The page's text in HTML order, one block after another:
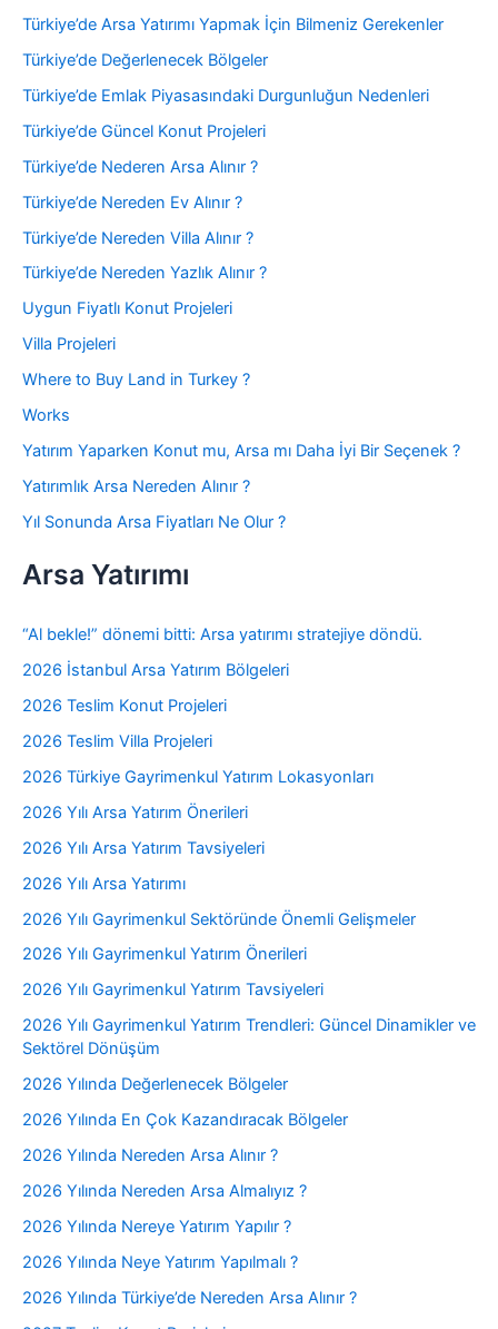
Türkiye’de Arsa Yatırımı Yapmak İçin Bilmeniz Gerekenler
Türkiye’de Değerlenecek Bölgeler
Türkiye’de Emlak Piyasasındaki Durgunluğun Nedenleri
Türkiye’de Güncel Konut Projeleri
Türkiye’de Nederen Arsa Alınır ?
Türkiye’de Nereden Ev Alınır ?
Türkiye’de Nereden Villa Alınır ?
Türkiye’de Nereden Yazlık Alınır ?
Uygun Fiyatlı Konut Projeleri
Villa Projeleri
Where to Buy Land in Turkey ?
Works
Yatırım Yaparken Konut mu, Arsa mı Daha İyi Bir Seçenek ?
Yatırımlık Arsa Nereden Alınır ?
Yıl Sonunda Arsa Fiyatları Ne Olur ?
Arsa Yatırımı
“Al bekle!” dönemi bitti: Arsa yatırımı stratejiye döndü.
2026 İstanbul Arsa Yatırım Bölgeleri
2026 Teslim Konut Projeleri
2026 Teslim Villa Projeleri
2026 Türkiye Gayrimenkul Yatırım Lokasyonları
2026 Yılı Arsa Yatırım Önerileri
2026 Yılı Arsa Yatırım Tavsiyeleri
2026 Yılı Arsa Yatırımı
2026 Yılı Gayrimenkul Sektöründe Önemli Gelişmeler
2026 Yılı Gayrimenkul Yatırım Önerileri
2026 Yılı Gayrimenkul Yatırım Tavsiyeleri
2026 Yılı Gayrimenkul Yatırım Trendleri: Güncel Dinamikler ve
Sektörel Dönüşüm
2026 Yılında Değerlenecek Bölgeler
2026 Yılında En Çok Kazandıracak Bölgeler
2026 Yılında Nereden Arsa Alınır ?
2026 Yılında Nereden Arsa Almalıyız ?
2026 Yılında Nereye Yatırım Yapılır ?
2026 Yılında Neye Yatırım Yapılmalı ?
2026 Yılında Türkiye’de Nereden Arsa Alınır ?